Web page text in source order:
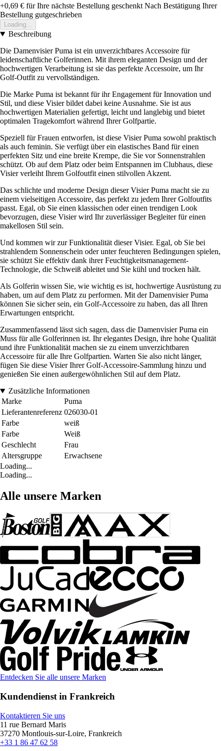
+0,69 € für Ihre nächste Bestellung geschenkt Nach Bestätigung Ihrer
Bestellung gutgeschrieben
Loading...
Beschreibung
Die Damenvisier Puma ist ein unverzichtbares Accessoire für
leidenschaftliche Golferinnen. Mit ihrem eleganten Design und der
hochwertigen Verarbeitung ist sie das perfekte Accessoire, um Ihr
Golf-Outfit zu vervollständigen.
Die Marke Puma ist bekannt für ihr Engagement für Innovation und
Stil, und diese Visier bildet dabei keine Ausnahme. Sie ist aus
hochwertigen Materialien gefertigt, leicht und langlebig und bietet
optimalen Tragekomfort während Ihrer Golfpartie.
Speziell für Frauen entworfen, ist diese Visier Puma sowohl praktisch
als auch feminin. Sie verfügt über ein elastisches Band für einen
perfekten Sitz und eine breite Krempe, die Sie vor Sonnenstrahlen
schützt. Ob auf dem Platz oder beim Entspannen im Clubhaus, diese
Visier verleiht Ihrem Golfoutfit einen stilvollen Akzent.
Das schlichte und moderne Design dieser Visier Puma macht sie zu
einem vielseitigen Accessoire, das perfekt zu jedem Ihrer Golfoutfits
passt. Egal, ob Sie einen klassischen oder einen trendigen Look
bevorzugen, diese Visier wird Ihr zuverlässiger Begleiter für einen
makellosen Stil sein.
Und kommen wir zur Funktionalität dieser Visier. Egal, ob Sie bei
strahlendem Sonnenschein oder unter feuchteren Bedingungen spielen,
sie schützt Sie effektiv dank ihrer Feuchtigkeitsmanagement-
Technologie, die Schweiß ableitet und Sie kühl und trocken hält.
Als Golferin wissen Sie, wie wichtig es ist, hochwertige Ausrüstung zu
haben, um auf dem Platz zu performen. Mit der Damenvisier Puma
können Sie sicher sein, ein Golf-Accessoire zu haben, das all Ihren
Erwartungen entspricht.
Zusammenfassend lässt sich sagen, dass die Damenvisier Puma ein
Muss für alle Golferinnen ist. Ihr elegantes Design, ihre hohe Qualität
und ihre Funktionalität machen sie zu einem unverzichtbaren
Accessoire für alle Ihre Golfpartien. Warten Sie also nicht länger,
fügen Sie diese Visier Ihrer Golf-Accessoire-Sammlung hinzu und
genießen Sie einen außergewöhnlichen Stil auf dem Platz.
Zusätzliche Informationen
Marke
Puma
Lieferantenreferenz 026030-01
Farbe
weiß
Farbe
Weiß
Geschlecht
Frau
Altersgruppe
Erwachsene
Loading...
Loading...
Alle unsere Marken
Entdecken Sie alle unsere Marken
Kundendienst in Frankreich
Kontaktieren Sie uns
11 rue Bernard Maris
37270 Montlouis-sur-Loire, Frankreich
+33 1 86 47 62 58